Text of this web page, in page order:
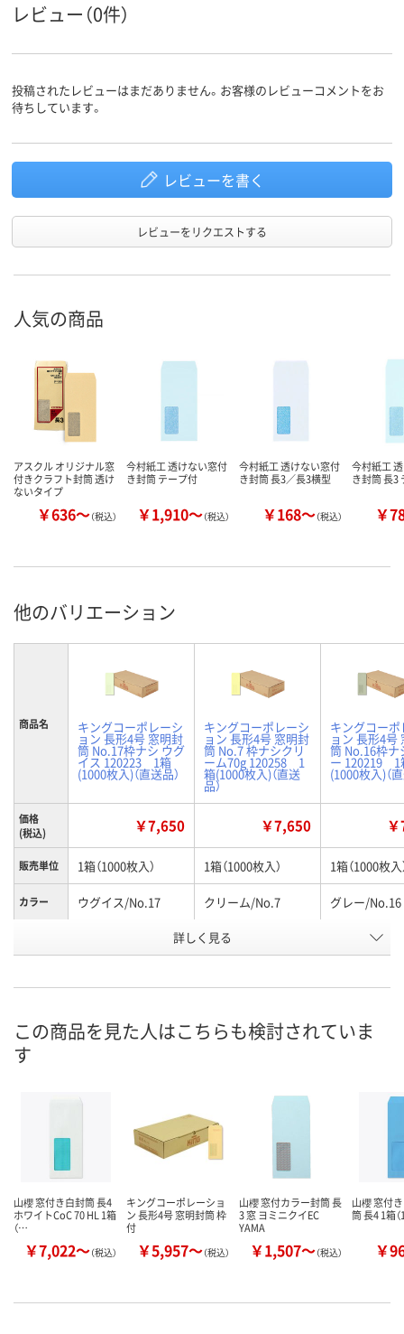
留め具の
有無
なし
封筒裏面
アスクル
商品環境
レビュー（0件）
投稿されたレビューはまだありません。お客様のレビューコメントをお
待ちしています。
レビューを書く
レビューをリクエストする
人気の商品
アスクル オリジナル窓
付きクラフト封筒 透け
ないタイプ
￥636～（税込）
今村紙工 透けない窓付
き封筒 テープ付
￥1,910～（税込）
今村紙工 透けない窓付
き封筒 長3／長3横型
￥168～（税込）
今村紙工
き封筒 長3
￥
他のバリエーション
商品名 キングコーポレーシ
ョン 長形4号 窓明封
筒 No.17枠ナシ ウグ
イス 120223 1箱
(1000枚入)（直送品）
キングコーポレーシ
ョン 長形4号 窓明封
筒 No.7 枠ナシクリ
ーム70g 120258 1
箱(1000枚入)（直送
品）
キングコー
ョン 長形4号
筒 No.16枠ナ
ー 120219 1
(1000枚入)（
価格
(税込)
￥7,650 ￥7,650
販売単位 1箱（1000枚入） 1箱（1000枚入） 1箱（1000枚入
カラー ウグイス/No.17 クリーム/No.7 グレー/No.16
P642225 P642222
8月24日（月）まで
カゴへ カ
詳しく見る
この商品を見た人はこちらも検討されていま
す
山櫻 窓付き白封筒 長4
ホワイトCoC 70 HL 1箱
（…
￥7,022～（税込）
キングコーポレーショ
ン 長形4号 窓明封筒 枠
付
￥5,957～（税込）
山櫻 窓付カラー封筒 長
3 窓 ヨミニクイEC
YAMA
￥1,507～（税込）
山櫻 窓付
筒 長4 1箱（
￥